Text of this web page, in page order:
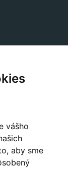
vášho
aby sme